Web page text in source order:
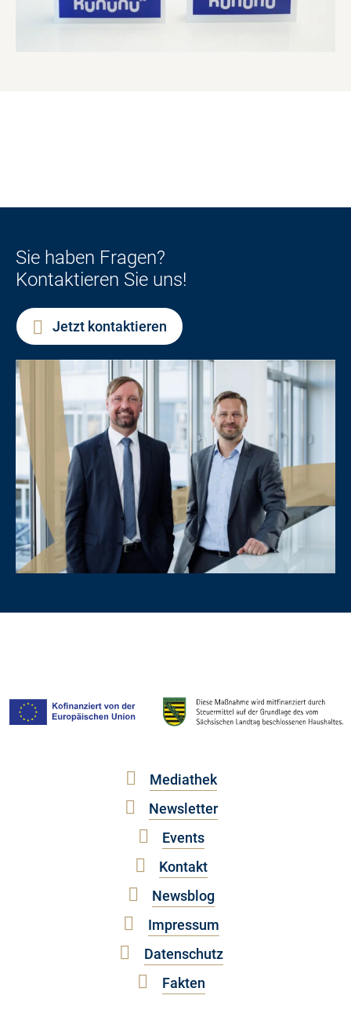
Sie haben Fragen?
Kontaktieren Sie uns!
Jetzt kontaktieren
Mediathek
Newsletter
Events
Kontakt
Newsblog
Impressum
Datenschutz
Fakten